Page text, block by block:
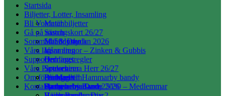
Startsida
Biljetter, Lotter, Insamling
Matchbiljetter
Säsongskort 26/27
50/50 lotter
Insamling
Bli Volontär
Gå på match
Mat & Dryck
Våra arenor – Zinken & Gubbis
Ordningsregler
Sommarbandyskolan 2026
Våra lag
Herrlaget
Spelschema Herr 26/27
Damlaget
Spelschema Dam 25/26
Supporter
Souvenirer
Bli Medlem
Hammarby Bandy 2030 – Medlemmar
Våra Partners
Partners till Hammarby bandy
Partnererbjudande
Om föreningen
Stadgar
Kontakta oss